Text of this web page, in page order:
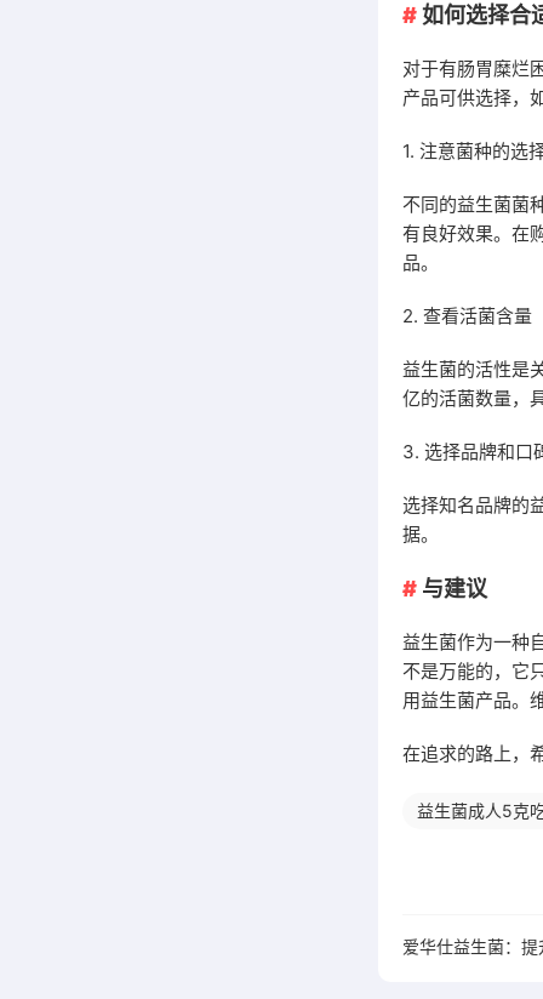
如何选择合
对于有肠胃糜烂
产品可供选择，
1. 注意菌种的选
不同的益生菌菌
有良好效果。在
品。
2. 查看活菌含量
益生菌的活性是
亿的活菌数量，
3. 选择品牌和口
选择知名品牌的
据。
与建议
益生菌作为一种
不是万能的，它
用益生菌产品。
在追求的路上，
益生菌成人5克